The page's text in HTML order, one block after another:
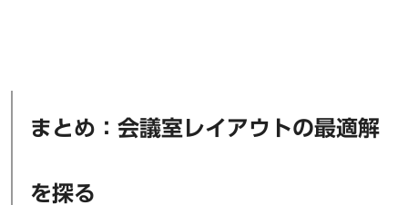
まとめ：会議室レイアウトの最適解
を探る